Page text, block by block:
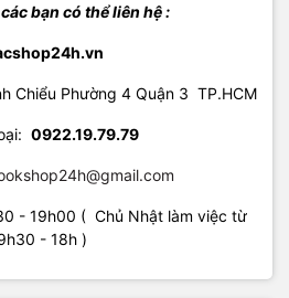
bạn có thể liên hệ :
Chiểu Phường 4 Quận 3 TP.HCM
0922.19.79.79
- 19h00 ( Chủ Nhật làm việc từ
- 18h )